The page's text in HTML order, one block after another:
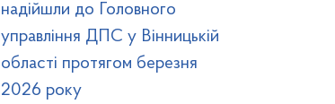
надійшли до Головного
управління ДПС у Вінницькій
області протягом березня
2026 року